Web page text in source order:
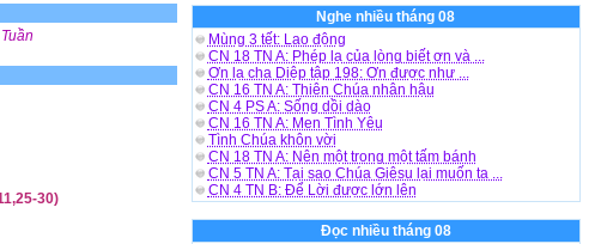
30)
Nghe nhiều tháng 08
Mùng 3 tết: Lao động
CN 18 TN A: Phép lạ của lòng biết ơn và ...
Ơn lạ cha Diệp tập 198: Ơn được như ...
CN 16 TN A: Thiên Chúa nhân hậu
CN 4 PS A: Sống dồi dào
CN 16 TN A: Men Tình Yêu
Tình Chúa khôn vời
CN 18 TN A: Nên một trong một tấm bánh
CN 5 TN A: Tại sao Chúa Giêsu lại muốn ta ...
CN 4 TN B: Để Lời được lớn lên
Đọc nhiều tháng 08